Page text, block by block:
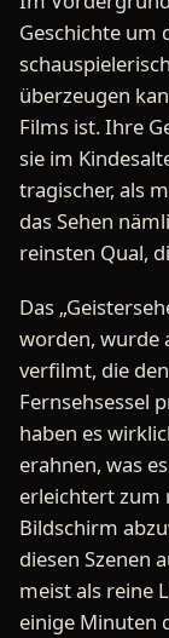
Geschichte um
überzeugen
Films ist. Ihre
sie im
tragischer, als
das Sehen
reinsten Qual,
Das
worden, wurde
verfilmt, die
Fernsehsessel
haben es
erahnen, was
erleichtert zum
Bildschirm
diesen Szenen
meist als reine
einige Minuten